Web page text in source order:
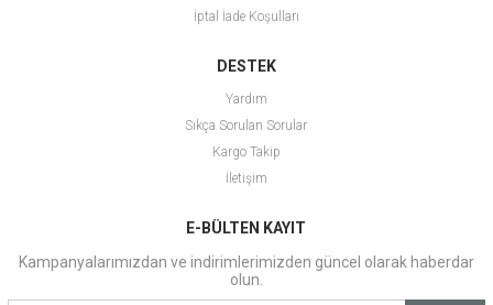
İptal İade Koşulları
DESTEK
Yardım
Sıkça Sorulan Sorular
Kargo Takip
İletişim
E-BÜLTEN KAYIT
Kampanyalarımızdan ve indirimlerimizden güncel olarak haberdar
olun.